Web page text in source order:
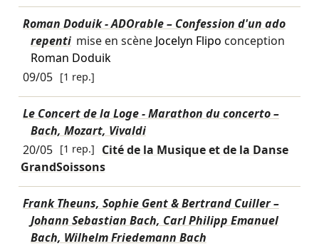
Roman Doduik - ADOrable – Confession d'un ado
repenti mise en scène Jocelyn Flipo conception
Roman Doduik
09/05 [1 rep.]
Le Concert de la Loge - Marathon du concerto –
Bach, Mozart, Vivaldi
20/05 [1 rep.]
Cité de la Musique et de la Danse
GrandSoissons
Frank Theuns, Sophie Gent & Bertrand Cuiller –
Johann Sebastian Bach, Carl Philipp Emanuel
Bach, Wilhelm Friedemann Bach